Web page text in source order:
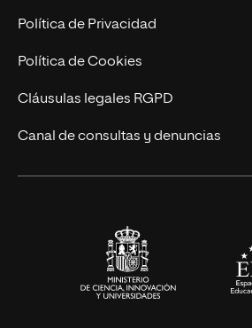
Postgrados
Cursos Universitarios
Trabaja en UNIR
Actualidad
UNIR Revista
Eventos
Política de Privacidad
Política de Cookies
Cláusulas legales RGPD
Canal de consultas y denuncias